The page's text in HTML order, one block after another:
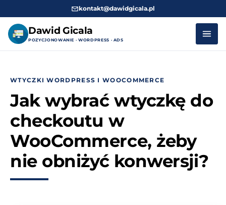
kontakt@dawidgicala.pl
Dawid Gicala
POZYCJONOWANIE · WORDPRESS · ADS
treściWTYCZKI WORDPRESS I WOOCOMMERCE
Jak wybrać wtyczkę do
checkoutu w
WooCommerce, żeby
nie obniżyć konwersji?